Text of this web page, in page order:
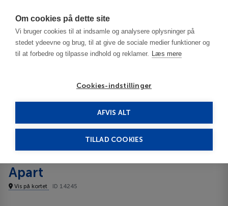
Om cookies på dette site
Vi bruger cookies til at indsamle og analysere oplysninger på
stedet ydeevne og brug, til at give de sociale medier funktioner og
til at forbedre og tilpasse indhold og reklamer. Læs mere
Cookies-indstillinger
AFVIS ALT
TILLAD COOKIES
Dom & House - Level Eleven Apart Lejligheder
Apart
Vis på kortet ID 14245